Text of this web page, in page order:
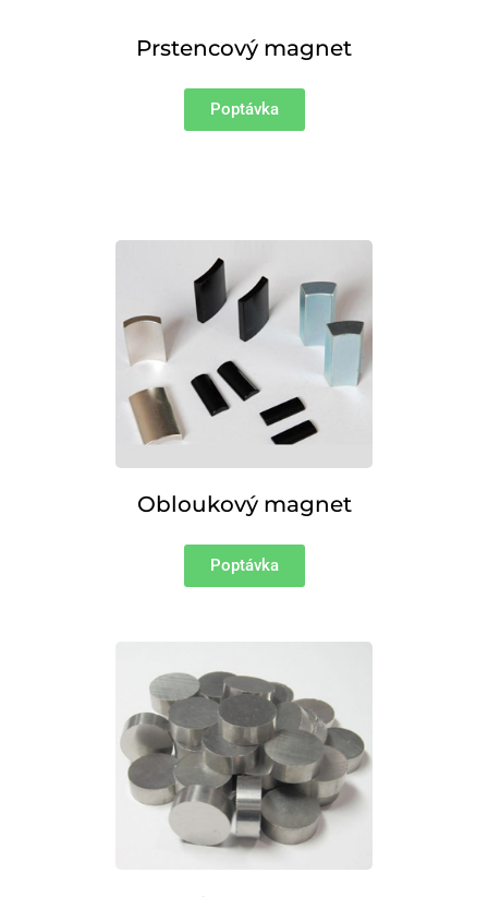
Prstencový magnet
Poptávka
Obloukový magnet
Poptávka